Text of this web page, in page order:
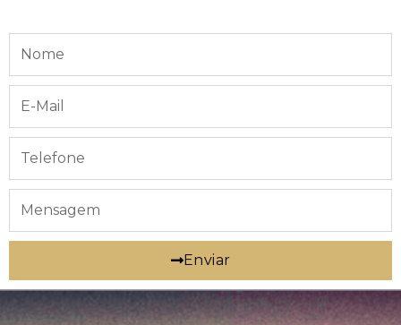
Nome
E-
Telefone
Mensagem
Enviar